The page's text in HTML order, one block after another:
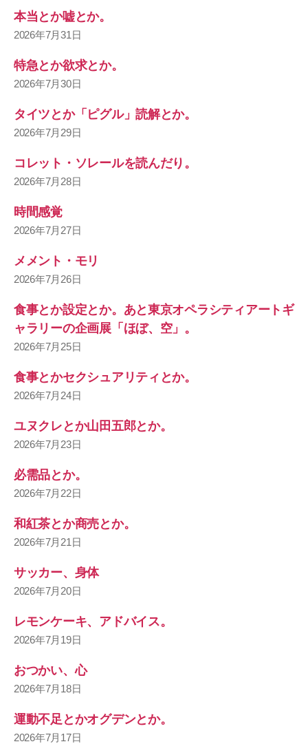
本当とか嘘とか。
2026年7月31日
特急とか欲求とか。
2026年7月30日
タイツとか「ピグル」読解とか。
2026年7月29日
コレット・ソレールを読んだり。
2026年7月28日
時間感覚
2026年7月27日
メメント・モリ
2026年7月26日
食事とか設定とか。あと東京オペラシティアートギ
ャラリーの企画展「ほぼ、空」。
2026年7月25日
食事とかセクシュアリティとか。
2026年7月24日
ユヌクレとか山田五郎とか。
2026年7月23日
必需品とか。
2026年7月22日
和紅茶とか商売とか。
2026年7月21日
サッカー、身体
2026年7月20日
レモンケーキ、アドバイス。
2026年7月19日
おつかい、心
2026年7月18日
運動不足とかオグデンとか。
2026年7月17日